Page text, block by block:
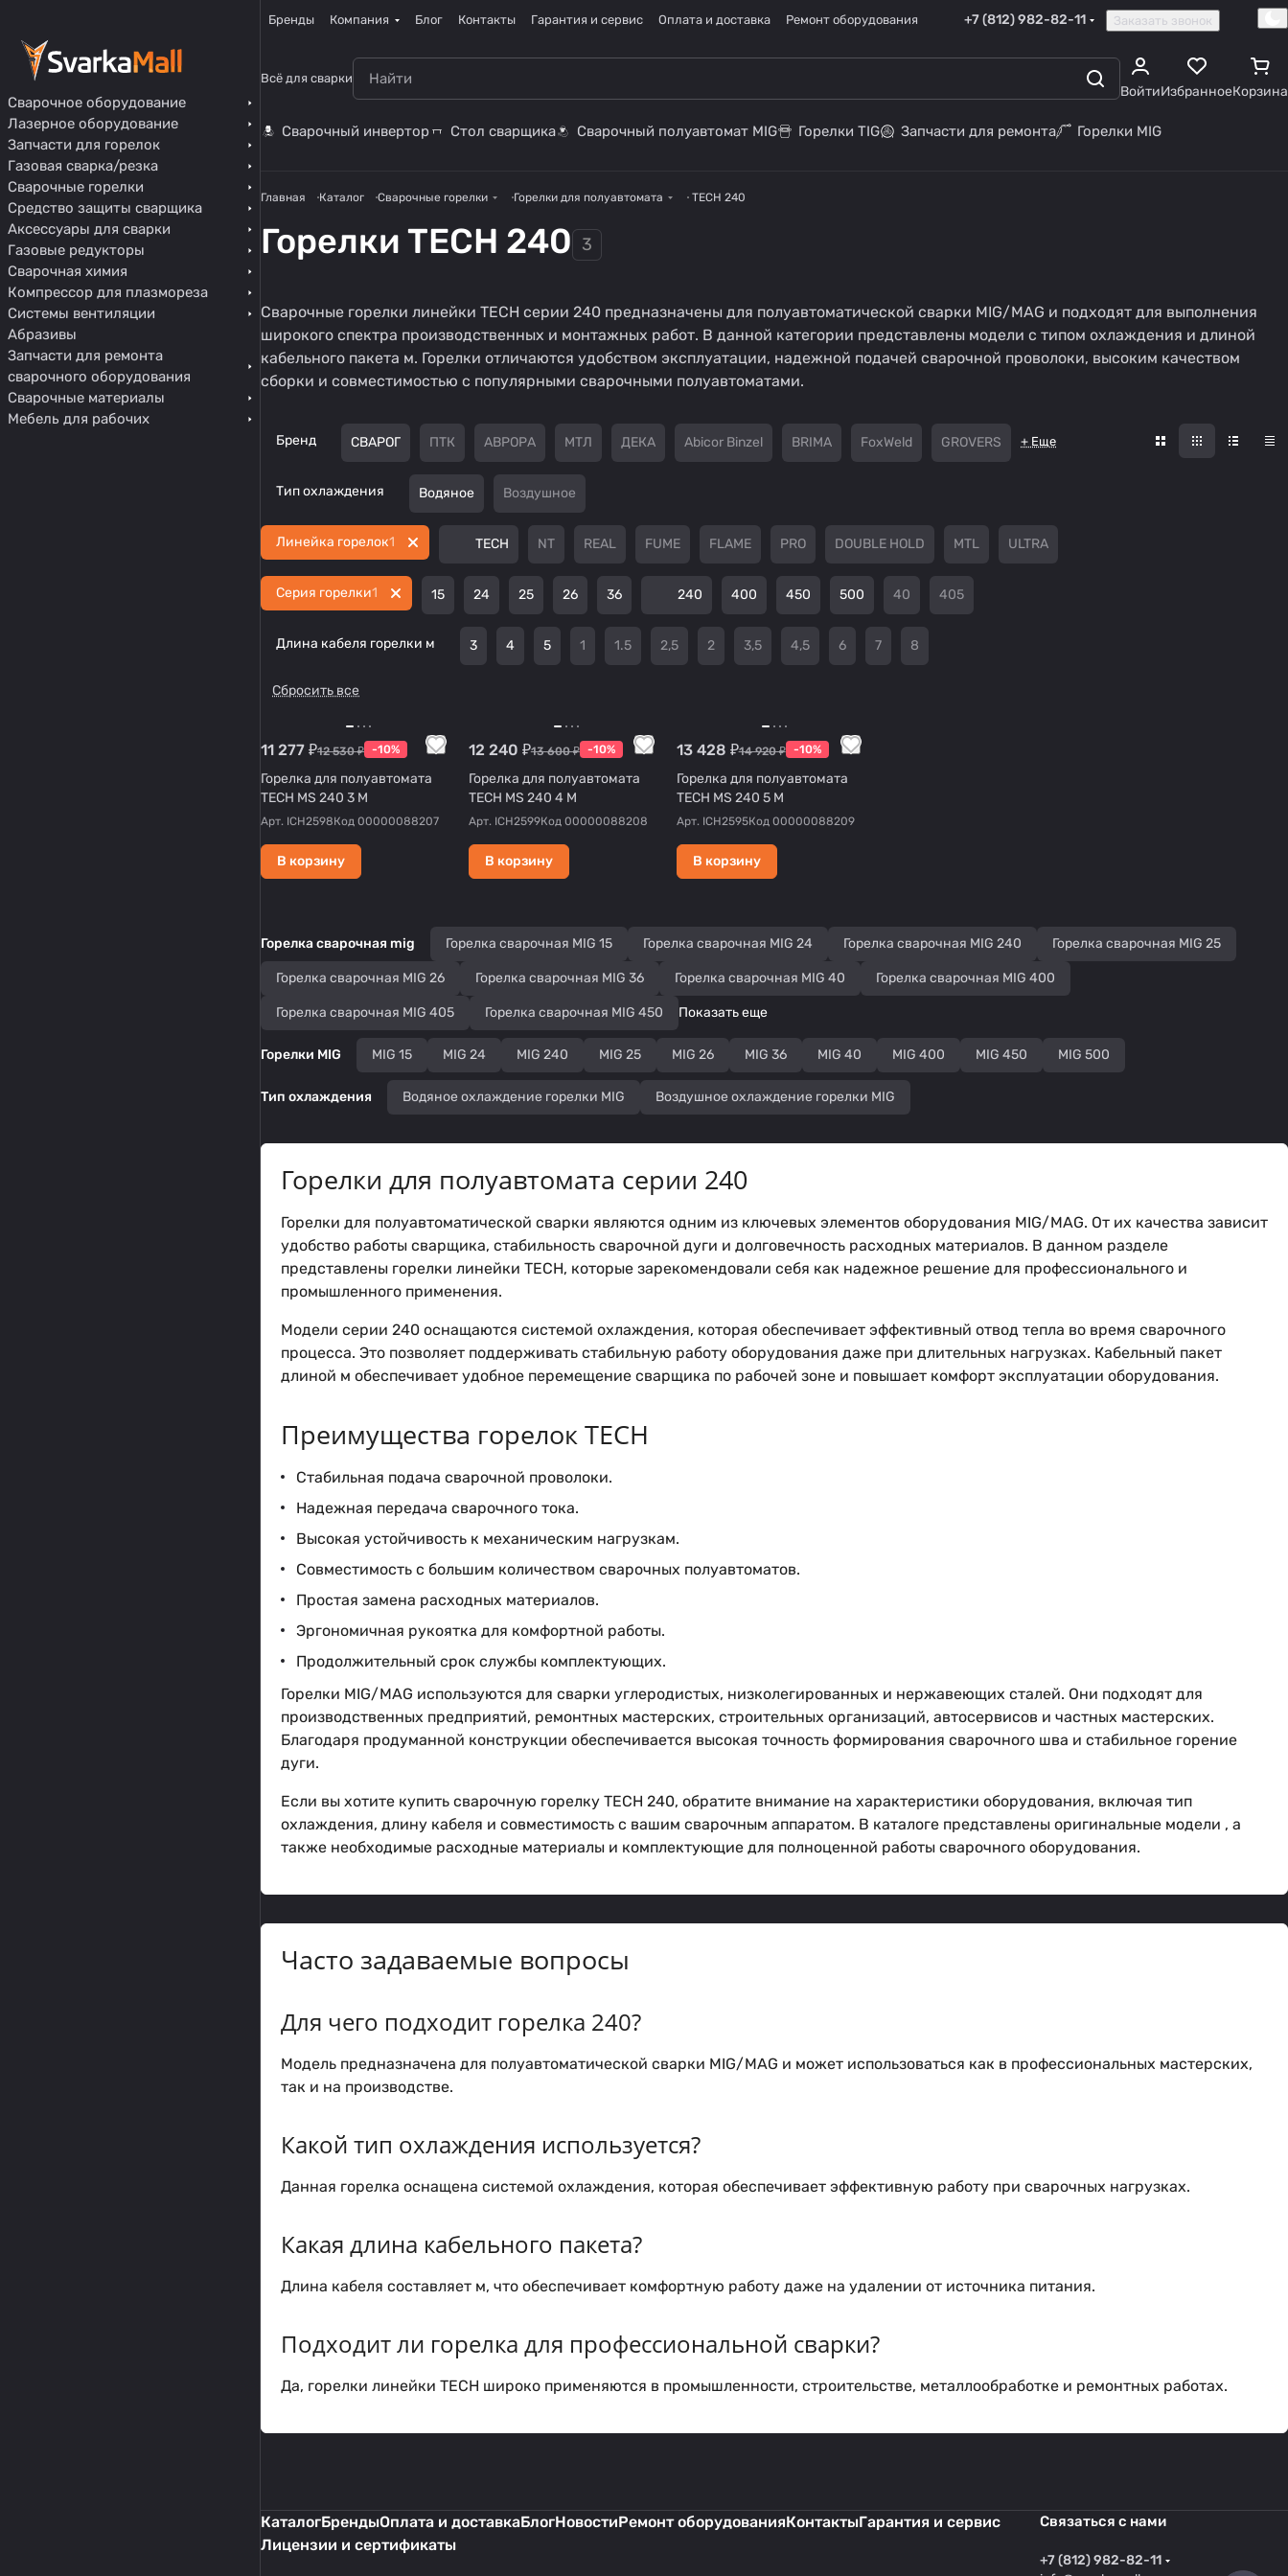
Бренды Компания Блог Контакты Гарантия и сервис Оплата и доставка Ремонт оборудования +7 (812) 982-82-11 Заказать звонок
Всё для сварки
ВойтиИзбранноеКорзина
Сварочный инвертор Стол сварщика Сварочный полуавтомат MIG Горелки TIG Запчасти для ремонта Горелки MIG
Главная Каталог Сварочные горелки Горелки для полуавтомата TECH 240
Горелки TECH 240 3
Сварочные горелки линейки TECH серии 240 предназначены для полуавтоматической сварки MIG/MAG и подходят для выполнения
широкого спектра производственных и монтажных работ. В данной категории представлены модели с типом охлаждения и длиной
кабельного пакета м. Горелки отличаются удобством эксплуатации, надежной подачей сварочной проволоки, высоким качеством
сборки и совместимостью с популярными сварочными полуавтоматами.
Бренд СВАРОГ ПТК АВРОРА МТЛ ДЕКА Abicor Binzel BRIMA FoxWeld GROVERS + Еще
Тип охлаждения Водяное Воздушное
Линейка горелок1 TECH NT REAL FUME FLAME PRO DOUBLE HOLD MTL ULTRA
Серия горелки1 15 24 25 26 36 240 400 450 500 40 405
Длина кабеля горелки м 3 4 5 1 1.5 2,5 2 3,5 4,5 6 7 8
Сбросить все
11 277 ₽12 530 ₽ -10%
Горелка для полуавтомата
TECH MS 240 3 М
Арт. ICH2598Код 00000088207
В корзину
12 240 ₽13 600 ₽ -10%
Горелка для полуавтомата
TECH MS 240 4 М
Арт. ICH2599Код 00000088208
В корзину
13 428 ₽14 920 ₽ -10%
Горелка для полуавтомата
TECH MS 240 5 М
Арт. ICH2595Код 00000088209
В корзину
Горелка сварочная mig Горелка сварочная MIG 15 Горелка сварочная MIG 24 Горелка сварочная MIG 240 Горелка сварочная MIG 25
Горелка сварочная MIG 26 Горелка сварочная MIG 36 Горелка сварочная MIG 40 Горелка сварочная MIG 400
Горелка сварочная MIG 405 Горелка сварочная MIG 450 Показать еще
Горелки MIG MIG 15 MIG 24 MIG 240 MIG 25 MIG 26 MIG 36 MIG 40 MIG 400 MIG 450 MIG 500
Тип охлаждения Водяное охлаждение горелки MIG Воздушное охлаждение горелки MIG
Горелки для полуавтомата серии 240
Горелки для полуавтоматической сварки являются одним из ключевых элементов оборудования MIG/MAG. От их качества зависит
удобство работы сварщика, стабильность сварочной дуги и долговечность расходных материалов. В данном разделе
представлены горелки линейки TECH, которые зарекомендовали себя как надежное решение для профессионального и
промышленного применения.
Модели серии 240 оснащаются системой охлаждения, которая обеспечивает эффективный отвод тепла во время сварочного
процесса. Это позволяет поддерживать стабильную работу оборудования даже при длительных нагрузках. Кабельный пакет
длиной м обеспечивает удобное перемещение сварщика по рабочей зоне и повышает комфорт эксплуатации оборудования.
Преимущества горелок TECH
Стабильная подача сварочной проволоки.
Надежная передача сварочного тока.
Высокая устойчивость к механическим нагрузкам.
Совместимость с большим количеством сварочных полуавтоматов.
Простая замена расходных материалов.
Эргономичная рукоятка для комфортной работы.
Продолжительный срок службы комплектующих.
Горелки MIG/MAG используются для сварки углеродистых, низколегированных и нержавеющих сталей. Они подходят для
производственных предприятий, ремонтных мастерских, строительных организаций, автосервисов и частных мастерских.
Благодаря продуманной конструкции обеспечивается высокая точность формирования сварочного шва и стабильное горение
дуги.
Если вы хотите купить сварочную горелку TECH 240, обратите внимание на характеристики оборудования, включая тип
охлаждения, длину кабеля и совместимость с вашим сварочным аппаратом. В каталоге представлены оригинальные модели , а
также необходимые расходные материалы и комплектующие для полноценной работы сварочного оборудования.
Часто задаваемые вопросы
Для чего подходит горелка 240?
Модель предназначена для полуавтоматической сварки MIG/MAG и может использоваться как в профессиональных мастерских,
так и на производстве.
Какой тип охлаждения используется?
Данная горелка оснащена системой охлаждения, которая обеспечивает эффективную работу при сварочных нагрузках.
Какая длина кабельного пакета?
Длина кабеля составляет м, что обеспечивает комфортную работу даже на удалении от источника питания.
Подходит ли горелка для профессиональной сварки?
Да, горелки линейки TECH широко применяются в промышленности, строительстве, металлообработке и ремонтных работах.
КаталогБрендыОплата и доставкаБлогНовостиРемонт оборудованияКонтактыГарантия и сервис
Лицензии и сертификаты
Связаться с нами
+7 (812) 982-82-11
Сварочное оборудование
Лазерное оборудование
Запчасти для горелок
Газовая сварка/резка
Сварочные горелки
Средство защиты сварщика
Аксессуары для сварки
Газовые редукторы
Сварочная химия
Компрессор для плазмореза
Системы вентиляции
Абразивы
Запчасти для ремонта
сварочного оборудования
Сварочные материалы
Мебель для рабочих